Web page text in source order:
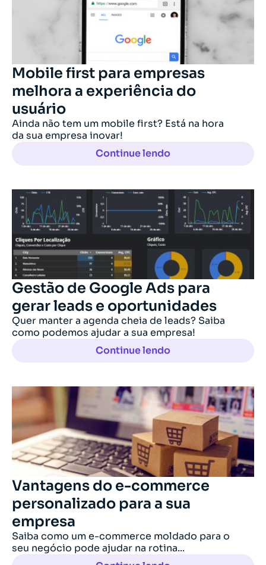
Mobile first para empresas
melhora a experiência do
usuário
Ainda não tem um mobile first? Está na hora
da sua empresa inovar!
Continue lendo
Gestão de Google Ads para
gerar leads e oportunidades
Quer manter a agenda cheia de leads? Saiba
como podemos ajudar a sua empresa!
Continue lendo
Vantagens do e-commerce
personalizado para a sua
empresa
Saiba como um e-commerce moldado para o
seu negócio pode ajudar na rotina...